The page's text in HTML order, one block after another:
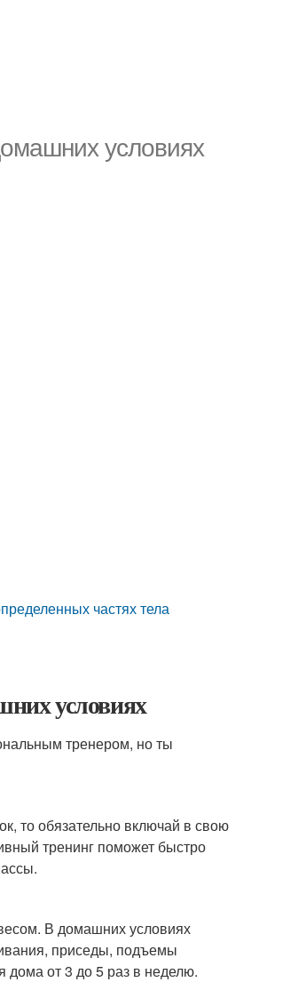
условиях
частях тела
условиях
тренером, но ты
то обязательно включай в свою
тренинг поможет быстро
В домашних условиях
приседы, подъемы
от 3 до 5 раз в неделю.